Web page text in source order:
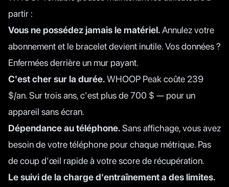
partir :
Vous ne possédez jamais le matériel.Annulez votre
abonnement et le bracelet devient inutile. Vos données ?
Enfermées derrière un mur payant.
C'est cher sur la durée.WHOOP Peak coûte 239
$/an. Sur trois ans, c'est plus de 700 $ — pour un
appareil sans écran.
Dépendance au téléphone.Sans affichage, vous avez
besoin de votre téléphone pour chaque métrique. Pas
de coup d'œil rapide à votre score de récupération.
Le suivi de la charge d'entraînement a des limites.